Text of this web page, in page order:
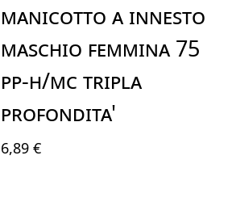
MANICOTTO A INNESTO
MASCHIO FEMMINA 75
PP-H/MC TRIPLA
PROFONDITA'
6,89 €